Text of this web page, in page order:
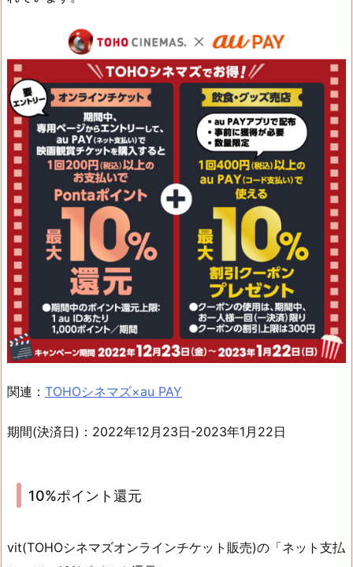
関連： TOHOシネマズ×au PAY
期間(決済日)：2022年12月23日-2023年1月22日
10%ポイント還元
vit(TOHOシネマズオンラインチケット販売)の「ネット支払